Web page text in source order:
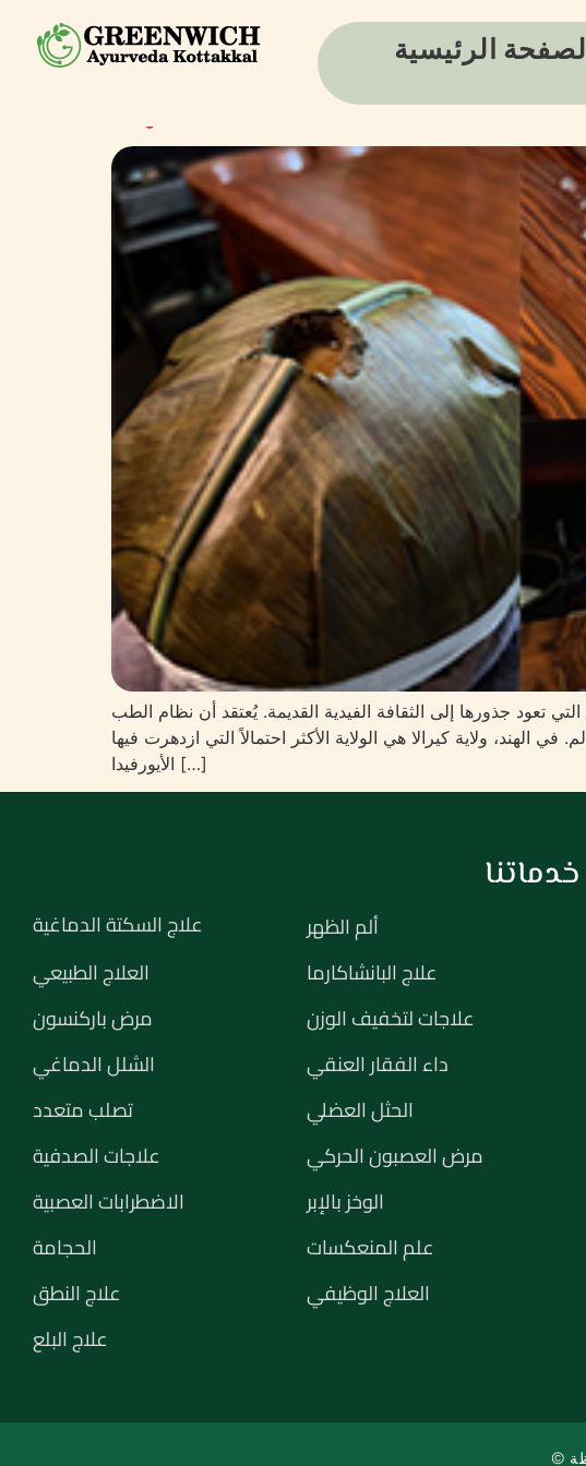
الرئيسية
مستشفيات الهند
تعود جذورها إلى الثقافة الفيدية القديمة. يُعتقد أن نظام الطب
الهند، ولاية كيرالا هي الولاية الأكثر احتمالاً التي ازدهرت فيها
الأيورفيدا […]
خدماتنا
علاج السكتة الدماغية
ألم الظهر
العلاج الطبيعي
علاج البانشاكارما
مرض باركنسون
علاجات لتخفيف الوزن
الشلل الدماغي
داء الفقار العنقي
تصلب متعدد
الحثل العضلي
علاجات الصدفية
مرض العصبون الحركي
الاضطرابات العصبية
الوخز بالإبر
الحجامة
علم المنعكسات
علاج النطق
العلاج الوظيفي
علاج البلع